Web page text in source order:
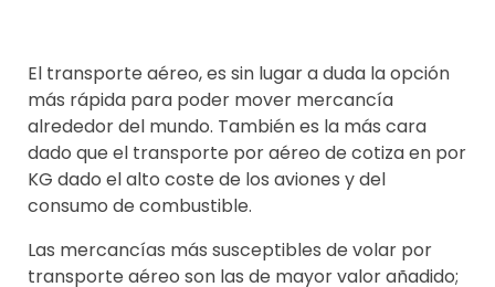
El transporte aéreo, es sin lugar a duda la opción
más rápida para poder mover mercancía
alrededor del mundo. También es la más cara
dado que el transporte por aéreo de cotiza en por
KG dado el alto coste de los aviones y del
consumo de combustible.
Las mercancías más susceptibles de volar por
transporte aéreo son las de mayor valor añadido;